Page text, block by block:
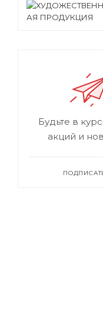
Будьте в
акций и